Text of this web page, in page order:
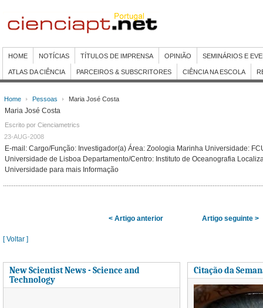
HOME NOTÍCIAS TÍTULOS DE IMPRENSA OPINIÃO SEMINÁRIOS E
ATLAS DA CIÊNCIA PARCEIROS & SUBSCRITORES CIÊNCIA NA ESCOLA
Home Pessoas Maria José Costa
Maria José Costa
Escrito por Cienciametrics
23-AUG-2008
E-mail: Cargo/Função: Investigador(a) Área: Zoologia Marinha Universidade:
Universidade de Lisboa Departamento/Centro: Instituto de Oceanografia
Universidade para mais Informação
< Artigo anterior Artigo seguinte >
[ Voltar ]
New Scientist News - Science and
Technology
Citação da